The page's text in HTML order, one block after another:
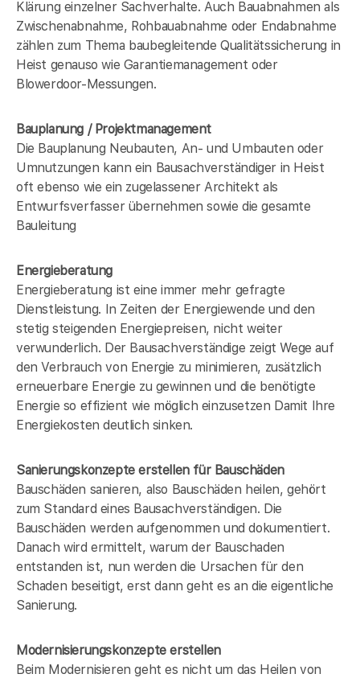
Klärung einzelner Sachverhalte. Auch Bauabnahmen als
Zwischenabnahme, Rohbauabnahme oder Endabnahme
zählen zum Thema baubegleitende Qualitätssicherung in
Heist genauso wie Garantiemanagement oder
Blowerdoor-Messungen.
Bauplanung / Projektmanagement
Die Bauplanung Neubauten, An- und Umbauten oder
Umnutzungen kann ein Bausachverständiger in Heist
oft ebenso wie ein zugelassener Architekt als
Entwurfsverfasser übernehmen sowie die gesamte
Bauleitung
Energieberatung
Energieberatung ist eine immer mehr gefragte
Dienstleistung. In Zeiten der Energiewende und den
stetig steigenden Energiepreisen, nicht weiter
verwunderlich. Der Bausachverständige zeigt Wege auf
den Verbrauch von Energie zu minimieren, zusätzlich
erneuerbare Energie zu gewinnen und die benötigte
Energie so effizient wie möglich einzusetzen Damit Ihre
Energiekosten deutlich sinken.
Sanierungskonzepte erstellen für Bauschäden
Bauschäden sanieren, also Bauschäden heilen, gehört
zum Standard eines Bausachverständigen. Die
Bauschäden werden aufgenommen und dokumentiert.
Danach wird ermittelt, warum der Bauschaden
entstanden ist, nun werden die Ursachen für den
Schaden beseitigt, erst dann geht es an die eigentliche
Sanierung.
Modernisierungskonzepte erstellen
Beim Modernisieren geht es nicht um das Heilen von